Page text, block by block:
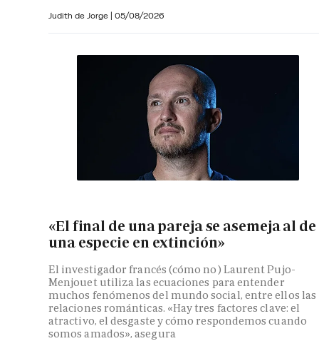
Judith de Jorge | 05/08/2026
«El final de una pareja se asemeja al de
una especie en extinción»
El investigador francés (cómo no) Laurent Pujo-
Menjouet utiliza las ecuaciones para entender
muchos fenómenos del mundo social, entre ellos las
relaciones románticas. «Hay tres factores clave: el
atractivo, el desgaste y cómo respondemos cuando
somos amados», asegura